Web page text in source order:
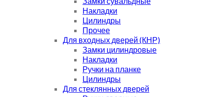
Накладки
Цилиндры
Прочее
Для входных дверей (КНР)
Замки цилиндровые
Накладки
Ручки на планке
Цилиндры
Для стеклянных дверей